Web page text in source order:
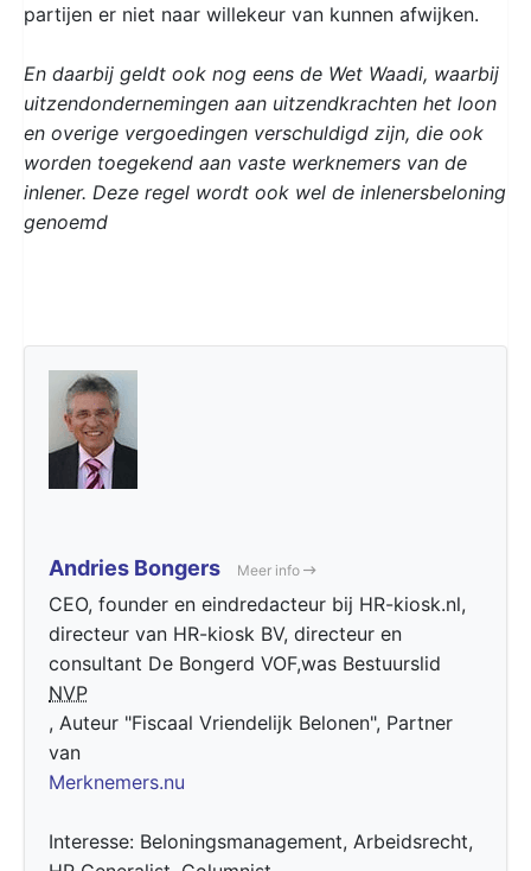
partijen er niet naar willekeur van kunnen afwijken.
En daarbij geldt ook nog eens de Wet Waadi, waarbij
uitzendondernemingen aan uitzendkrachten het loon
en overige vergoedingen verschuldigd zijn, die ook
worden toegekend aan vaste werknemers van de
inlener. Deze regel wordt ook wel de inlenersbeloning
genoemd
Andries Bongers Meer info
CEO, founder en eindredacteur bij HR-kiosk.nl,
directeur van HR-kiosk BV, directeur en
consultant De Bongerd VOF,was Bestuurslid
NVP
, Auteur "Fiscaal Vriendelijk Belonen", Partner
van
Merknemers.nu
Interesse: Beloningsmanagement, Arbeidsrecht,